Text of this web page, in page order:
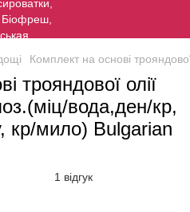
Комплект на основі
трояндової олії
вода,ден/кр,
кр/мило) Bulgarian
1 відгук